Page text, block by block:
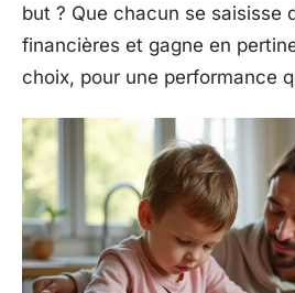
but ? Que chacun se saisisse
financières et gagne en
choix, pour une performance